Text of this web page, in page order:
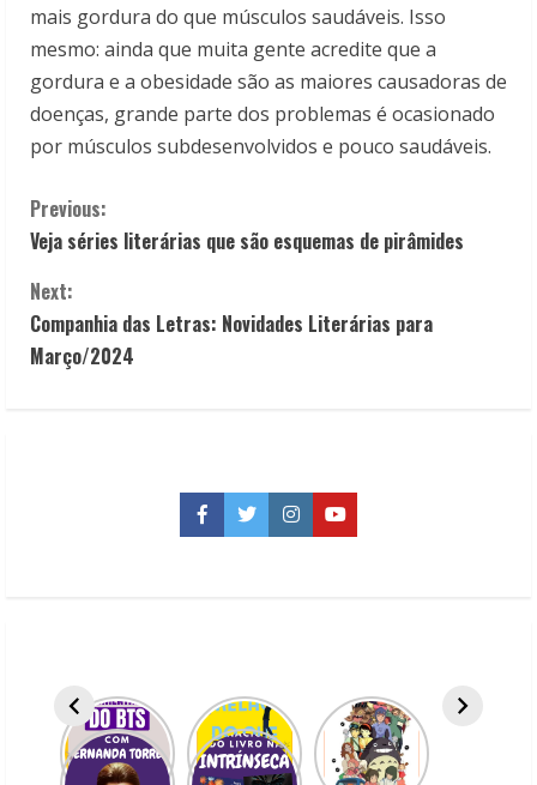
mais gordura do que músculos saudáveis. Isso
mesmo: ainda que muita gente acredite que a
gordura e a obesidade são as maiores causadoras de
doenças, grande parte dos problemas é ocasionado
por músculos subdesenvolvidos e pouco saudáveis.
C
o
n
t
Previous:
Veja séries literárias que são esquemas de pirâmides
Next:
Companhia das Letras: Novidades Literárias para
Março/2024
Facebook
TwitterInstagramYouTube